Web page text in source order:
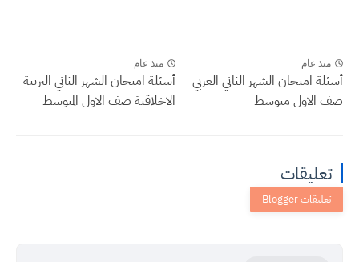
منذ عام
أسئلة امتحان الشهر الثاني العربي
صف الاول متوسط
منذ عام
أسئلة امتحان الشهر الثاني التربية
الاخلاقية صف الاول المتوسط
تعليقات